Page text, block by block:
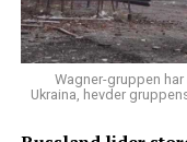
Wagner-gruppen
Ukraina, hevder